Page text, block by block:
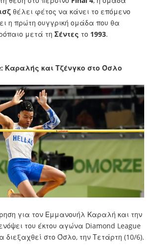
θέλει φέτος να κάνει το επόμενο
η πρώτη ουγγρική ομάδα που θα
μετά τη Σέντες το 1993.
Καραλής και Τζένγκο στο Όσλο
για τον Εμμανουήλ Καραλή και την
του έκτου αγώνα Diamond League
διεξαχθεί στο Όσλο, την Τετάρτη (10/6).